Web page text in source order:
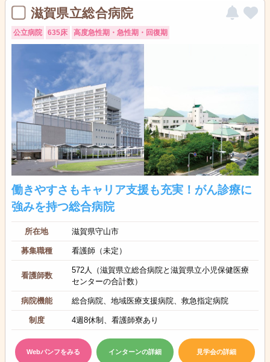
滋賀県立総合病院
公立病院 635床 高度急性期・急性期・回復期
働きやすさもキャリア支援も充実！がん診療に
強みを持つ総合病院
所在地 滋賀県守山市
募集職種 看護師（未定）
看護師数
572人（滋賀県立総合病院と滋賀県立小児保健医療
センターの合計数）
病院機能 総合病院、地域医療支援病院、救急指定病院
制度 4週8休制、看護師寮あり
Webパンフをみる インターンの詳細 見学会の詳細